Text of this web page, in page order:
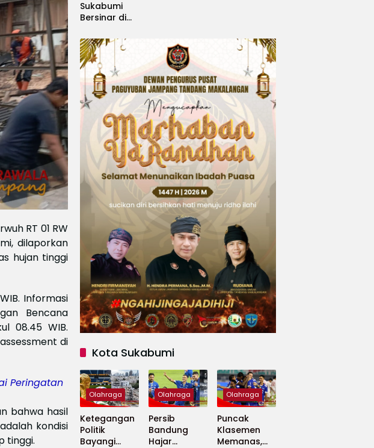
RT 01 RW
dilaporkan
hujan tinggi
Informasi
Bencana
08.45 WIB.
di
Peringatan
bahwa hasil
kondisi
tinggi.
Sukabumi
Bersinar di
Gelar
Bergengsi
Ajang Idol
Kids
International
2026
Kota Sukabumi
Olahraga
Ketegangan
Politik
Bayangi
Olahraga
Persib
Bandung
Hajar
Olahraga
Puncak
Klasemen
Memanas,